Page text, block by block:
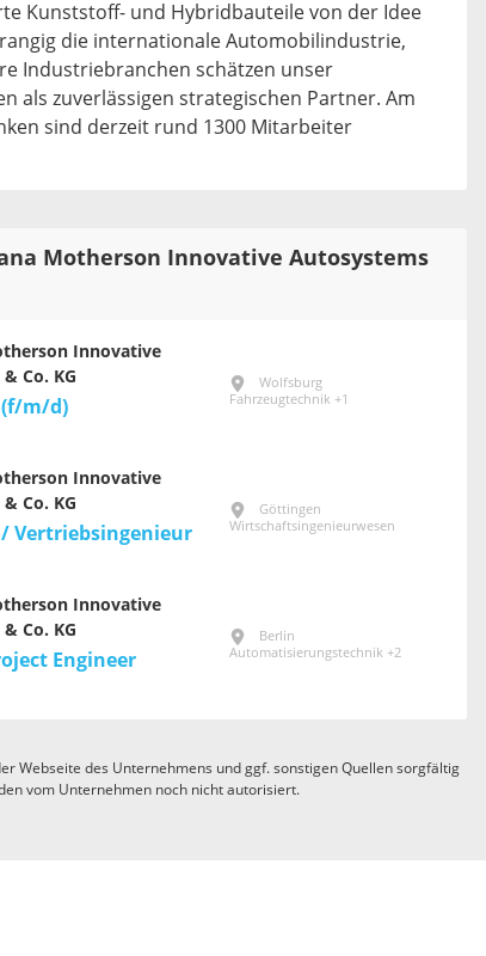
Kunststoff- und Hybridbauteile von der Idee
die internationale Automobilindustrie,
Industriebranchen schätzen unser
als zuverlässigen strategischen Partner. Am
sind derzeit rund 1300 Mitarbeiter
Motherson Innovative Autosystems
Innovative
Co. KG
(f/m/d)
Wolfsburg
Fahrzeugtechnik +1
Innovative
Co. KG
/ Vertriebsingenieur
Göttingen
Wirtschaftsingenieurwesen
Innovative
Co. KG
Engineer
Berlin
Automatisierungstechnik +2
Webseite des Unternehmens und ggf. sonstigen Quellen sorgfältig
vom Unternehmen noch nicht autorisiert.